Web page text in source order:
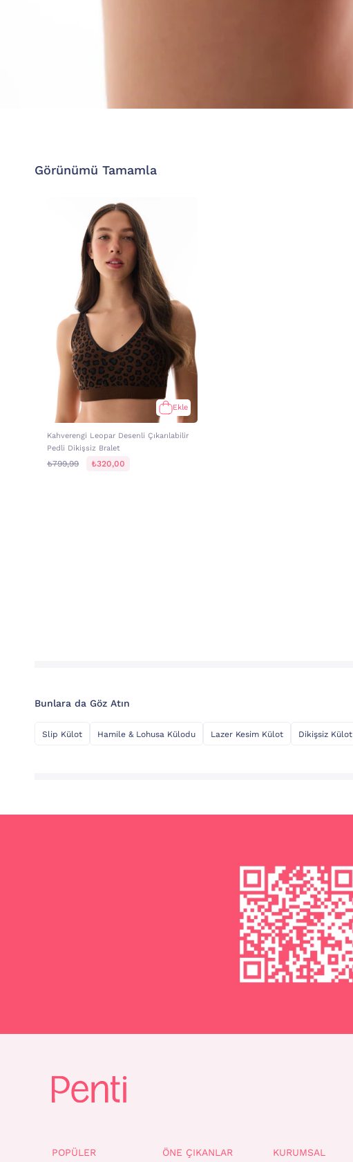
Görünümü Tamamla
Ekle
Kahverengi Leopar Desenli Çıkarılabilir
Pedli Dikişsiz Bralet
₺799,99 ₺320,00
Bunlara da Göz Atın
Slip Külot Hamile & Lohusa Külodu Lazer Kesim Külot Dikişsiz Külot
POPÜLER ÖNE ÇIKANLAR KURUMSAL